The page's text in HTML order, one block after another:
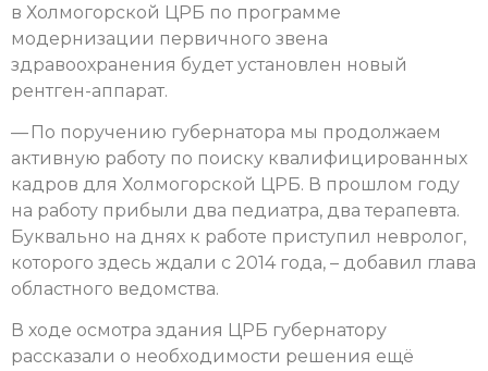
в Холмогорской ЦРБ по программе
модернизации первичного звена
здравоохранения будет установлен новый
рентген-аппарат.
— По поручению губернатора мы продолжаем
активную работу по поиску квалифицированных
кадров для Холмогорской ЦРБ. В прошлом году
на работу прибыли два педиатра, два терапевта.
Буквально на днях к работе приступил невролог,
которого здесь ждали с 2014 года, – добавил глава
областного ведомства.
В ходе осмотра здания ЦРБ губернатору
рассказали о необходимости решения ещё